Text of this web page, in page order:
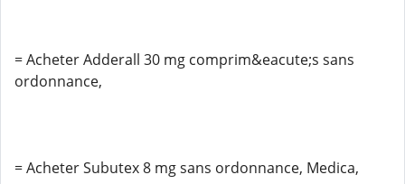
= Acheter Adderall 30 mg comprim&eacute;s sans
ordonnance,
= Acheter Subutex 8 mg sans ordonnance, Medica,